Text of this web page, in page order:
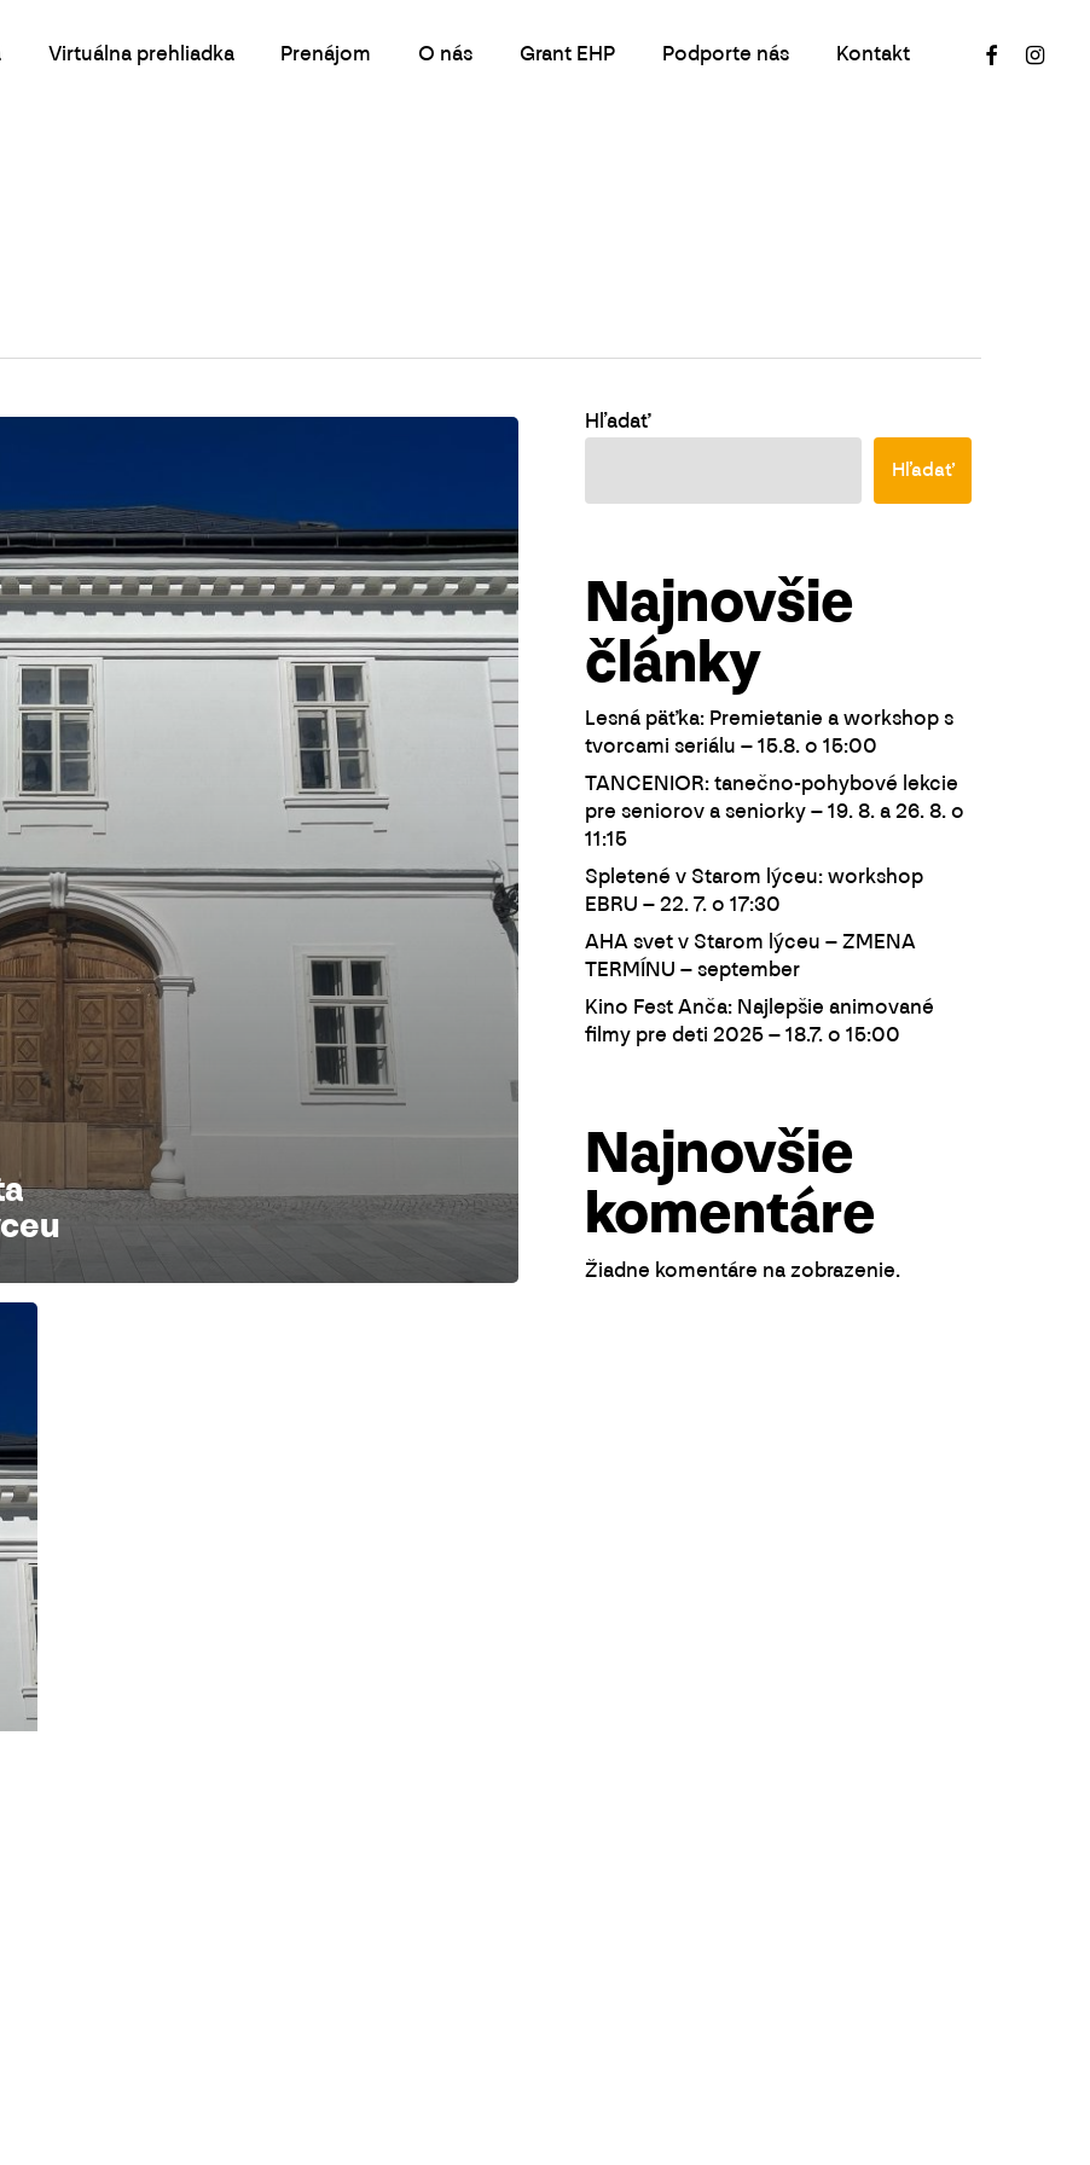
Virtuálna prehliadka Prenájom O nás Grant EHP Podporte nás Kontakt facebook
Hľadať
Hľadať
Najnovšie
články
Lesná päťka: Premietanie a workshop s
tvorcami seriálu – 15.8. o 15:00
TANCENIOR: tanečno-pohybové lekcie
pre seniorov a seniorky – 19. 8. a 26. 8. o
11:15
Spletené v Starom lýceu: workshop
EBRU – 22. 7. o 17:30
AHA svet v Starom lýceu – ZMENA
TERMÍNU – september
Kino Fest Anča: Najlepšie animované
filmy pre deti 2025 – 18.7. o 15:00
Najnovšie
komentáre
Žiadne komentáre na zobrazenie.